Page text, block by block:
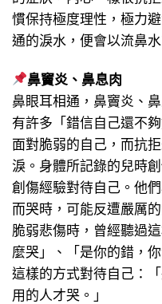
慣保持極度理性，極力
通的淚水，便會以流鼻
鼻竇炎、鼻息肉
鼻眼耳相通，鼻竇炎、
有許多「錯信自己還不
面對脆弱的自己，而抗
淚。身體所記錄的兒時
創傷經驗對待自己。他
而哭時，可能反遭嚴厲
脆弱悲傷時，曾經聽過
麼哭」、「是你的錯，
這樣的方式對待自己：
用的人才哭。」